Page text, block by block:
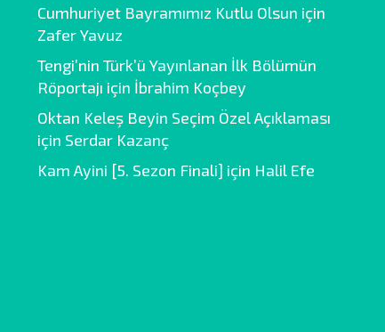
Cumhuriyet Bayramımız Kutlu Olsun için
Zafer Yavuz
Tengi’nin Türk’ü Yayınlanan İlk Bölümün
Röportajı için İbrahim Koçbey
Oktan Keleş Beyin Seçim Özel Açıklaması
için Serdar Kazanç
Kam Ayini [5. Sezon Finali] için Halil Efe